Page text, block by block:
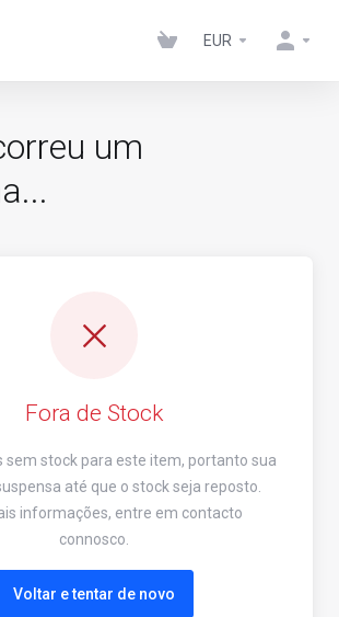
EUR
um
Fora de Stock
sem stock para este item, portanto sua
até que o stock seja reposto.
informações, entre em contacto
connosco.
Voltar e tentar de novo